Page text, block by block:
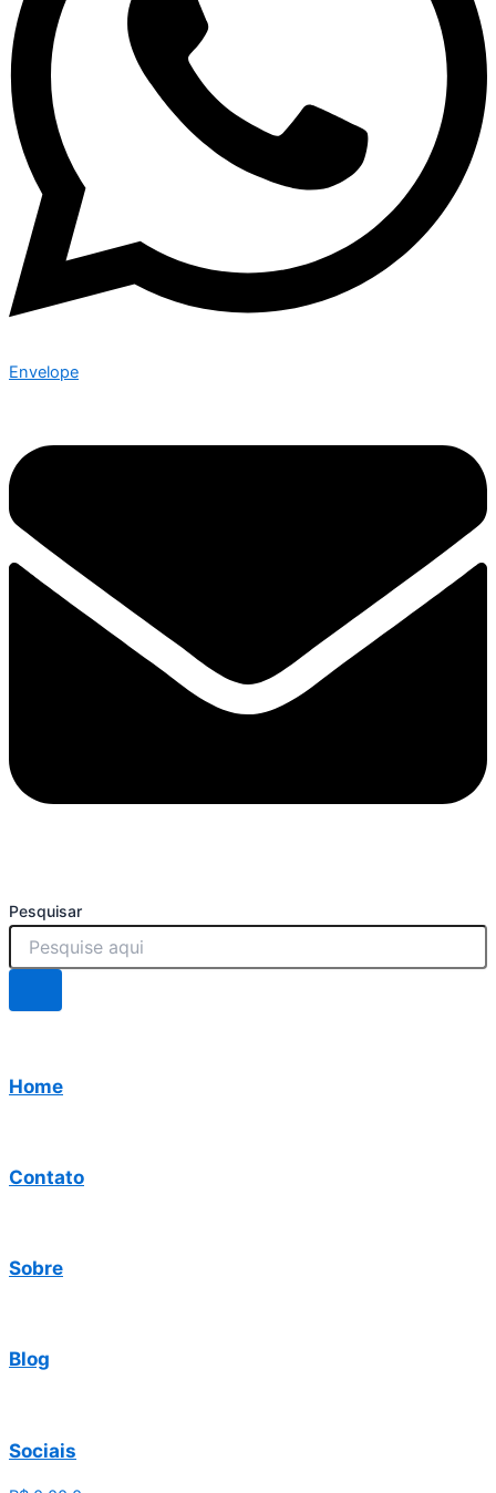
Envelope
Pesquisar
Home
Contato
Sobre
Blog
Sociais